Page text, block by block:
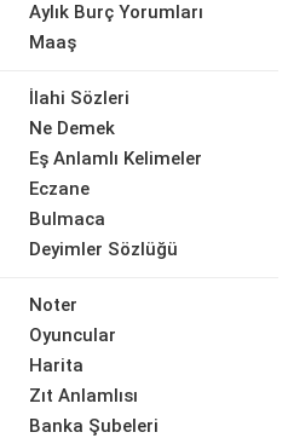
Aylık Burç Yorumları
Maaş
İlahi Sözleri
Ne Demek
Eş Anlamlı Kelimeler
Eczane
Bulmaca
Deyimler Sözlüğü
Noter
Oyuncular
Harita
Zıt Anlamlısı
Banka Şubeleri